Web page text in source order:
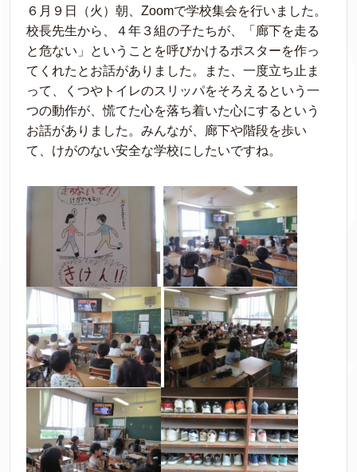
６月９日（火）朝、Zoomで学校集会を行いました。
校長先生から、４年３組の子たちが、「廊下を走る
と危ない」ということを呼びかけるポスターを作っ
てくれたとお話がありました。また、一度立ち止ま
って、くつやトイレのスリッパをそろえるという一
つの動作が、慌てた心を落ち着いた心にするという
お話がありました。みんなが、廊下や階段を歩い
て、けがのない安全な学校にしたいですね。